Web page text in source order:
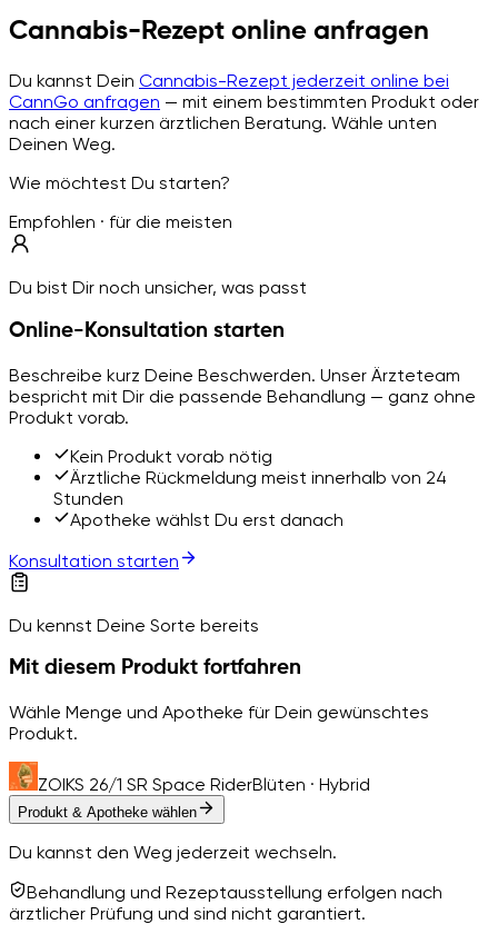
Cannabis-Rezept online anfragen
Du kannst Dein Cannabis-Rezept jederzeit online bei
CannGo anfragen — mit einem bestimmten Produkt oder
nach einer kurzen ärztlichen Beratung. Wähle unten
Deinen Weg.
Wie möchtest Du starten?
Empfohlen · für die meisten
Du bist Dir noch unsicher, was passt
Online-Konsultation starten
Beschreibe kurz Deine Beschwerden. Unser Ärzteteam
bespricht mit Dir die passende Behandlung — ganz ohne
Produkt vorab.
Kein Produkt vorab nötig
Ärztliche Rückmeldung meist innerhalb von 24
Stunden
Apotheke wählst Du erst danach
Konsultation starten
Du kennst Deine Sorte bereits
Mit diesem Produkt fortfahren
Wähle Menge und Apotheke für Dein gewünschtes
Produkt.
ZOIKS 26/1 SR Space RiderBlüten · Hybrid
Produkt & Apotheke wählen
Du kannst den Weg jederzeit wechseln.
Behandlung und Rezeptausstellung erfolgen nach
ärztlicher Prüfung und sind nicht garantiert.